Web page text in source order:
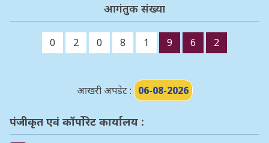
आगंतुक संख्या
0 2 0 8 1 9 6 2
आखरी अपडेट : 06-08-2026
पंजीकृत एवं कॉर्पोरेट कार्यालय :